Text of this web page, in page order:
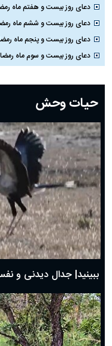
دعای روز بیست و هفتم ماه رمضان؛ ۲۶
دعای روز بیست و ششم ماه رمضان؛ ۲۵
دعای روز بیست و پنجم ماه رمضان؛ ۲۴
دعای روز بیست و سوم ماه رمضان؛ ۲۲ اسفند
دعای روز بیستم ماه رمضان؛ ۱۹ اسفند ۱۴۰۴
دعای روز هشتم ماه مبارک رمضان؛ ۷ اسفند ماه
دعای روز هفتم ماه رمضان؛ ۶ اسفند ۱۴۰۴
دعای روز ششم ماه رمضان؛ ۵ اسفند ۱۴۰۴
دعای روز پنجم ماه رمضان؛ ۴ اسفند ۱۴۰۴
دعای روز چهارم ماه مبارک رمضان؛ ۳ اسفند
دعای روز سوم ماه مبارک رمضان؛ ۱۴ اسفند
دعای روز دوم ماه مبارک رمضان ۱ اسفند ماه ۱۴۰۴
دعای روز اول ماه مبارک رمضان، ۳۰ بهمن ۱۴۰۴
حضرت زینب(س) چگونه از
بهترین پیامک تبریک روز پدر ۱۴۰۴؛ جملات زیبا و صمیمانه
حیات وحش
ببینید| جدال دیدنی و